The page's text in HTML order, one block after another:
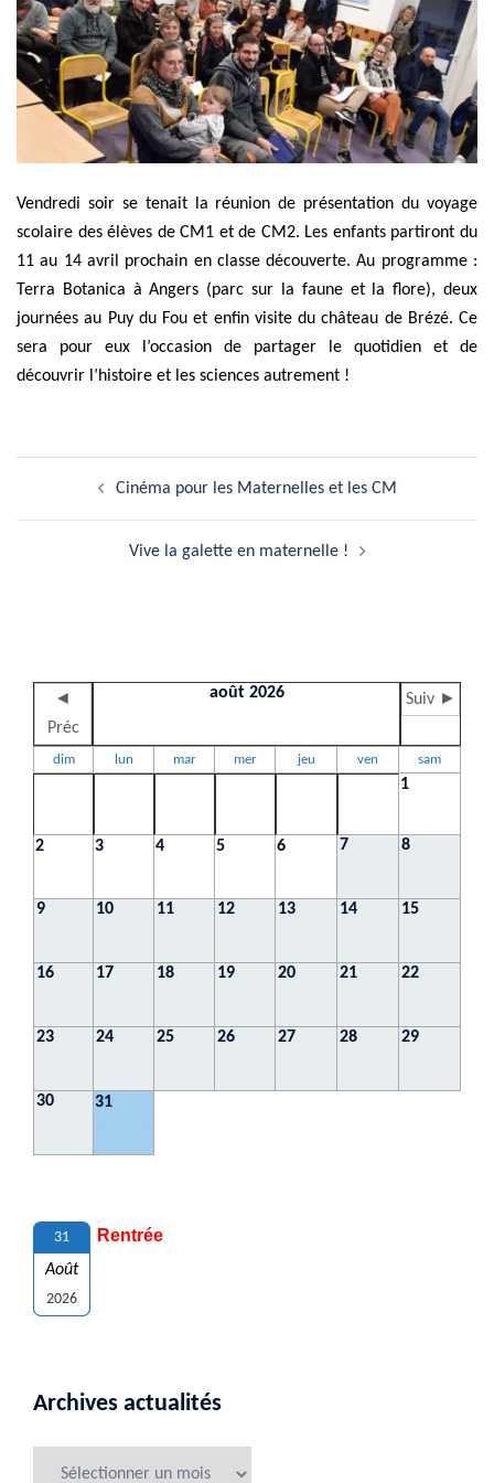
Vendredi soir se tenait la réunion de présentation du voyage
scolaire des élèves de CM1 et de CM2. Les enfants partiront du
11 au 14 avril prochain en classe découverte. Au programme :
Terra Botanica à Angers (parc sur la faune et la flore), deux
journées au Puy du Fou et enfin visite du château de Brézé. Ce
sera pour eux l’occasion de partager le quotidien et de
découvrir l’histoire et les sciences autrement !
d’article
Cinéma pour les Maternelles et les CM
Vive la galette en maternelle !
◄
Préc
août 2026 Suiv ►
dim lun mar mer jeu ven sam
1
2 3 4 5 6 7 8
9 10 11 12 13 14 15
16 17 18 19 20 21 22
23 24 25 26 27 28 29
30 31
31
Août
2026
Rentrée
Archives actualités